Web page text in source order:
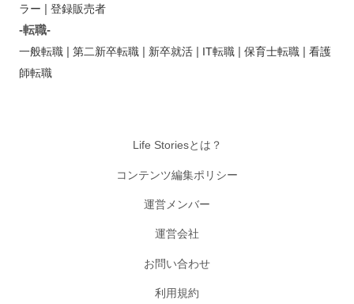
ラー | 登録販売者
-転職-
一般転職 | 第二新卒転職 | 新卒就活 | IT転職 | 保育士転職 | 看護
師転職
Life Storiesとは？
コンテンツ編集ポリシー
運営メンバー
運営会社
お問い合わせ
利用規約